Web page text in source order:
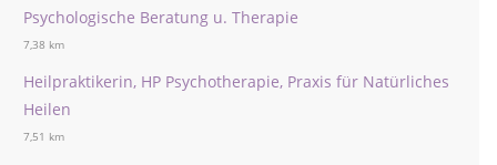
Psychologische Beratung u. Therapie
7,38 km
Heilpraktikerin, HP Psychotherapie, Praxis für Natürliches
Heilen
7,51 km